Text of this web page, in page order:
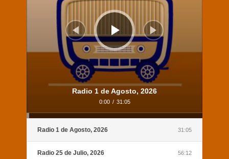
Radio 1 de Agosto, 2026
0:00 / 31:05
Radio 1 de Agosto, 2026 31:05
Radio 25 de Julio, 2026 56:12